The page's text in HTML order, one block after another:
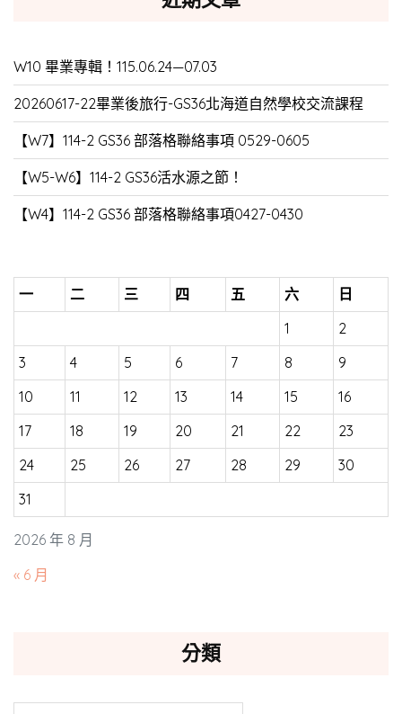
W10 畢業專輯！115.06.24—07.03
20260617-22畢業後旅行-GS36北海道自然學校交流課程
【W7】114-2 GS36 部落格聯絡事項 0529-0605
【W5-W6】114-2 GS36活水源之節！
【W4】114-2 GS36 部落格聯絡事項0427-0430
2026 年 8 月
一 二 三 四 五 六
日
1
2
3
4 5 6 7 8
9
10
11 12 13 14 15
16
17
18 19 20 21 22
23
24
25 26 27 28 29
30
31
« 6 月
分類